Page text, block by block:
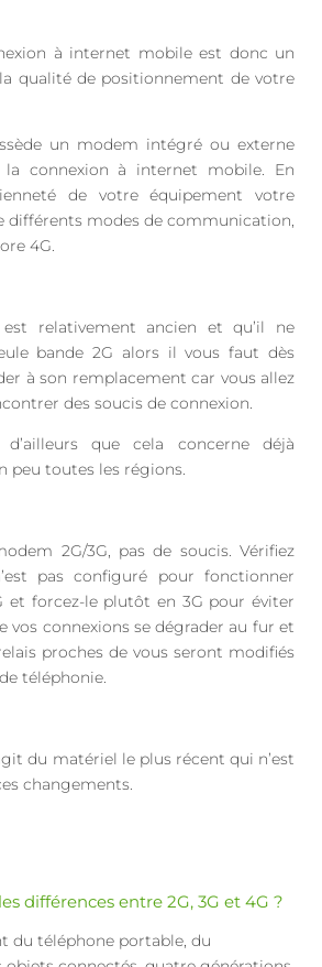
à internet mobile est donc un
qualité de positionnement de votre
un modem intégré ou externe
connexion à internet mobile. En
de votre équipement votre
différents modes de communication,
4G.
relativement ancien et qu’il ne
bande 2G alors il vous faut dès
à son remplacement car vous allez
des soucis de connexion.
d’ailleurs que cela concerne déjà
peu toutes les régions.
2G/3G, pas de soucis. Vérifiez
pas configuré pour fonctionner
et forcez-le plutôt en 3G pour éviter
vos connexions se dégrader au fur et
proches de vous seront modifiés
téléphonie.
du matériel le plus récent qui n’est
changements.
différences entre 2G, 3G et 4G ?
du téléphone portable, du